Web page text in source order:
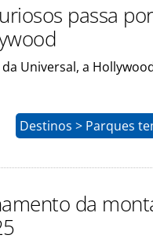
passa por
Universal, a
Destinos > Parques
da